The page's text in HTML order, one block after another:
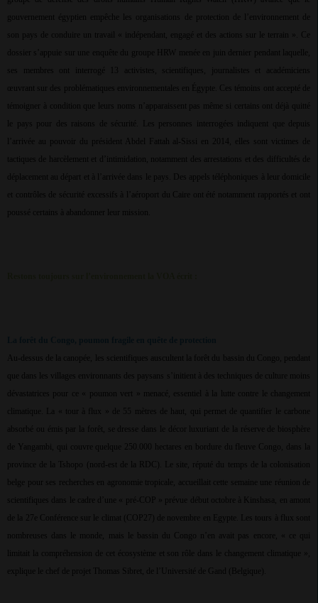
gouvernement égyptien empêche les organisations de protection de l’environnement de
son pays de conduire un travail « indépendant, engagé et des actions sur le terrain ». Ce
dossier s’appuie sur une enquête du groupe HRW menée en juin dernier pendant laquelle,
ses membres ont interrogé 13 activistes, scientifiques, journalistes et académiciens
œuvrant sur des problématiques environnementales en Égypte. Ces témoins ont accepté de
témoigner à condition que leurs noms n’apparaissent pas même si certains ont déjà quitté
le pays pour des raisons de sécurité. Les personnes interrogées indiquent que depuis
l’arrivée au pouvoir du président Abdel Fattah al-Sissi en 2014, elles sont victimes de
tactiques de harcèlement et d’intimidation, notamment des arrestations et des difficultés de
déplacement au départ et à l’arrivée dans le pays. Des appels téléphoniques à leur domicile
et contrôles de sécurité excessifs à l’aéroport du Caire ont été notamment rapportés et ont
poussé certains à abandonner leur mission.
Au-dessus de la canopée, les scientifiques auscultent la forêt du bassin du Congo, pendant
que dans les villages environnants des paysans s’initient à des techniques de culture moins
dévastatrices pour ce « poumon vert » menacé, essentiel à la lutte contre le changement
climatique. La « tour à flux » de 55 mètres de haut, qui permet de quantifier le carbone
absorbé ou émis par la forêt, se dresse dans le décor luxuriant de la réserve de biosphère
de Yangambi, qui couvre quelque 250.000 hectares en bordure du fleuve Congo, dans la
province de la Tshopo (nord-est de la RDC). Le site, réputé du temps de la colonisation
belge pour ses recherches en agronomie tropicale, accueillait cette semaine une réunion de
scientifiques dans le cadre d’une « pré-COP » prévue début octobre à Kinshasa, en amont
de la 27e Conférence sur le climat (COP27) de novembre en Egypte. Les tours à flux sont
nombreuses dans le monde, mais le bassin du Congo n’en avait pas encore, « ce qui
limitait la compréhension de cet écosystème et son rôle dans le changement climatique »,
explique le chef de projet Thomas Sibret, de l’Université de Gand (Belgique).